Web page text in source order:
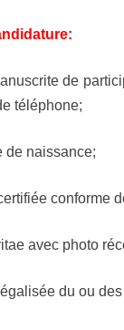
de
téléphone;
de naissance;
conforme
avec photo
du ou